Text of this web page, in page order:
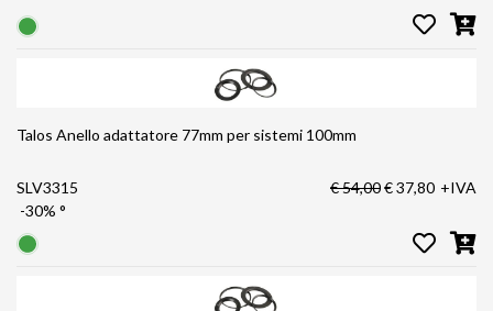
Talos Anello adattatore 77mm per sistemi 100mm
SLV3315
-30% °
€ 54,00€ 37,80 +IVA